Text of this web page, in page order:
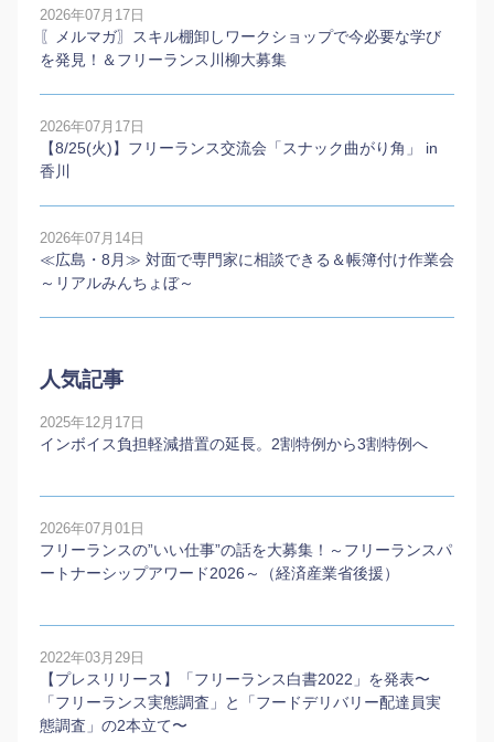
2026年07月17日
〖メルマガ〗スキル棚卸しワークショップで今必要な学び
を発見！＆フリーランス川柳大募集
2026年07月17日
【8/25(火)】フリーランス交流会「スナック曲がり角」 in
香川
2026年07月14日
≪広島・8月≫ 対面で専門家に相談できる＆帳簿付け作業会
～リアルみんちょぼ～
人気記事
2025年12月17日
インボイス負担軽減措置の延長。2割特例から3割特例へ
2026年07月01日
フリーランスの”いい仕事”の話を大募集！～フリーランスパ
ートナーシップアワード2026～（経済産業省後援）
2022年03月29日
【プレスリリース】「フリーランス白書2022」を発表〜
「フリーランス実態調査」と「フードデリバリー配達員実
態調査」の2本⽴て〜